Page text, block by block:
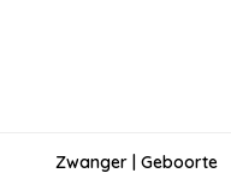
Zwanger | Geboorte